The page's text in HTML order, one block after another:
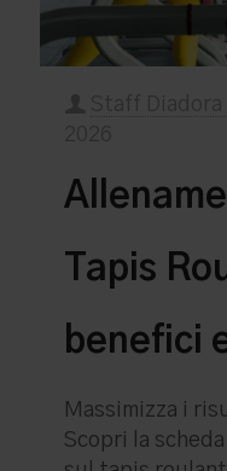
Tapis
benefici
Massimizza i
Scopri la